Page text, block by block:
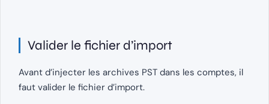
Valider le fichier d’import
Avant d’injecter les archives PST dans les comptes, il
faut valider le fichier d’import.